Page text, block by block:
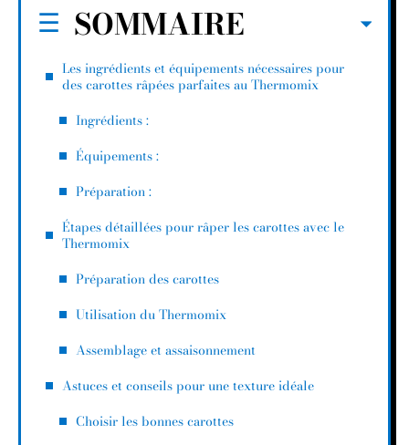
SOMMAIRE
Les ingrédients et équipements nécessaires pour
des carottes râpées parfaites au Thermomix
Ingrédients :
Équipements :
Préparation :
Étapes détaillées pour râper les carottes avec le
Thermomix
Préparation des carottes
Utilisation du Thermomix
Assemblage et assaisonnement
Astuces et conseils pour une texture idéale
Choisir les bonnes carottes